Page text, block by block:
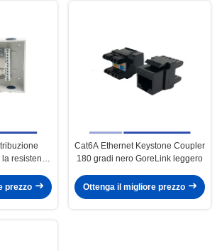
resistenza
prezzo
Cat6A Ethernet Keystone Coupler
180 gradi nero GoreLink leggero
Ottenga il migliore prezzo